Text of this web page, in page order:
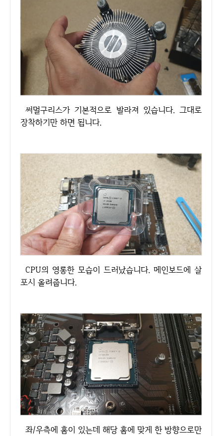
써멀구리스가 기본적으로 발라져 있습니다. 그대로
장착하기만 하면 됩니다.
CPU의 영롱한 모습이 드러났습니다. 메인보드에 살
포시 올려줍니다.
좌/우측에 홈이 있는데 해당 홈에 맞게 한 방향으로만